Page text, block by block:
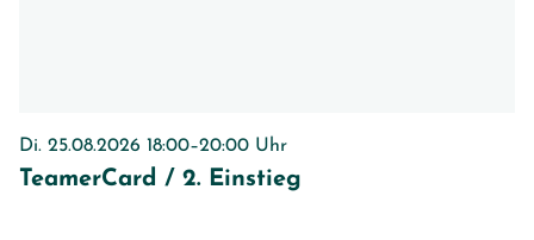
Di. 25.08.2026 18:00–20:00 Uhr
TeamerCard / 2. Einstieg